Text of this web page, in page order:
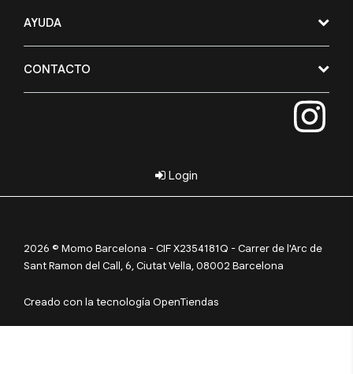
AYUDA
CONTACTO
Login
2026 © Momo Barcelona - CIF X2354181Q - Carrer de l'Arc de
Sant Ramon del Call, 6, Ciutat Vella, 08002 Barcelona
Creado con la tecnología OpenTiendas